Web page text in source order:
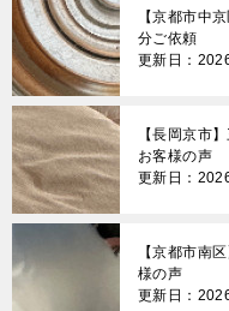
【京都市中
分ご依頼
更新日：
【長岡京市
お客様の声
更新日：
【京都市南
様の声
更新日：